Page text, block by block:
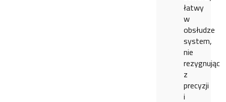
łatwy
w
obsłudze
system,
nie
rezygnując
z
precyzji
i